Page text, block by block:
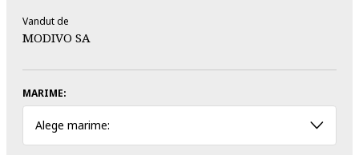
Vandut de
MODIVO SA
MARIME:
Alege marime: